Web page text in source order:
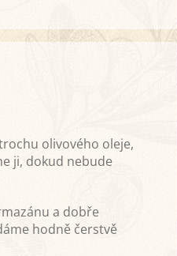
olivového oleje,
ji, dokud nebude
a dobře
hodně čerstvě